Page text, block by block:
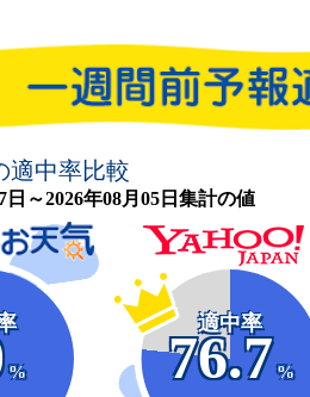
中率比較
～2026年08月05日集計の値
%
適中率
76.7
%